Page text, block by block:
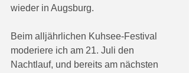
wieder in Augsburg.
Beim alljährlichen Kuhsee-Festival
moderiere ich am 21. Juli den
Nachtlauf, und bereits am nächsten